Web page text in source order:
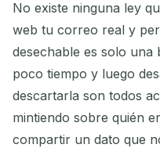
Copiar
No existe ninguna ley
web tu correo real y
desechable es solo
poco tiempo y luego
descartarla son todos
mintiendo sobre quién
compartir un dato que